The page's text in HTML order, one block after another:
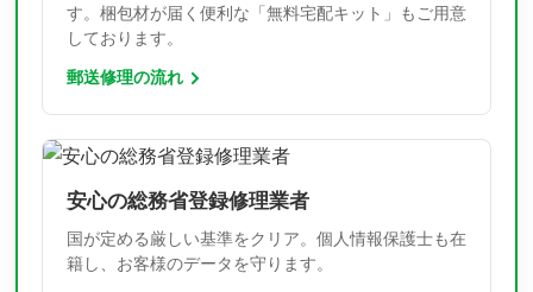
す。梱包材が届く便利な「無料宅配キット」もご用意
しております。
郵送修理の流れ
安心の総務省登録修理業者
国が定める厳しい基準をクリア。個人情報保護士も在
籍し、お客様のデータを守ります。